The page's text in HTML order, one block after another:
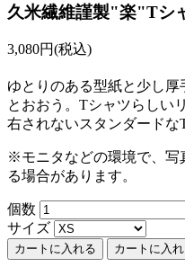
久米繊維謹製"楽"Tシ
3,080円(税込)
ゆとりのある型紙と少し厚
とおおう。Tシャツらしい
右されないスタンダードな
※モニタなどの環境で、写
る場合があります。
個数
サイズ
カートに入れる